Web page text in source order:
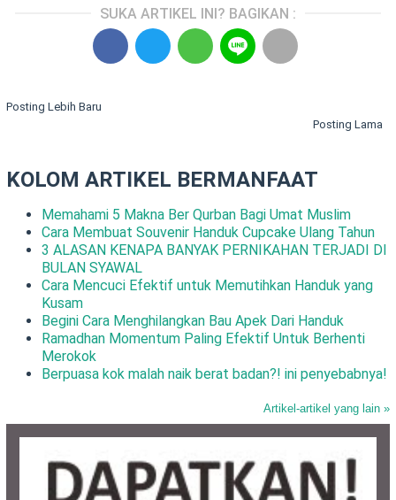
SUKA ARTIKEL INI? BAGIKAN :
Posting Lebih Baru
Posting Lama
KOLOM ARTIKEL BERMANFAAT
Memahami 5 Makna Ber Qurban Bagi Umat Muslim
Cara Membuat Souvenir Handuk Cupcake Ulang Tahun
3 ALASAN KENAPA BANYAK PERNIKAHAN TERJADI DI
BULAN SYAWAL
Cara Mencuci Efektif untuk Memutihkan Handuk yang
Kusam
Begini Cara Menghilangkan Bau Apek Dari Handuk
Ramadhan Momentum Paling Efektif Untuk Berhenti
Merokok
Berpuasa kok malah naik berat badan?! ini penyebabnya!
Artikel-artikel yang lain »